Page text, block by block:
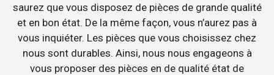
saurez que vous disposez de pièces de grande qualité
et en bon état. De la même façon, vous n’aurez pas à
vous inquiéter. Les pièces que vous choisissez chez
nous sont durables. Ainsi, nous nous engageons à
vous proposer des pièces en de qualité état de